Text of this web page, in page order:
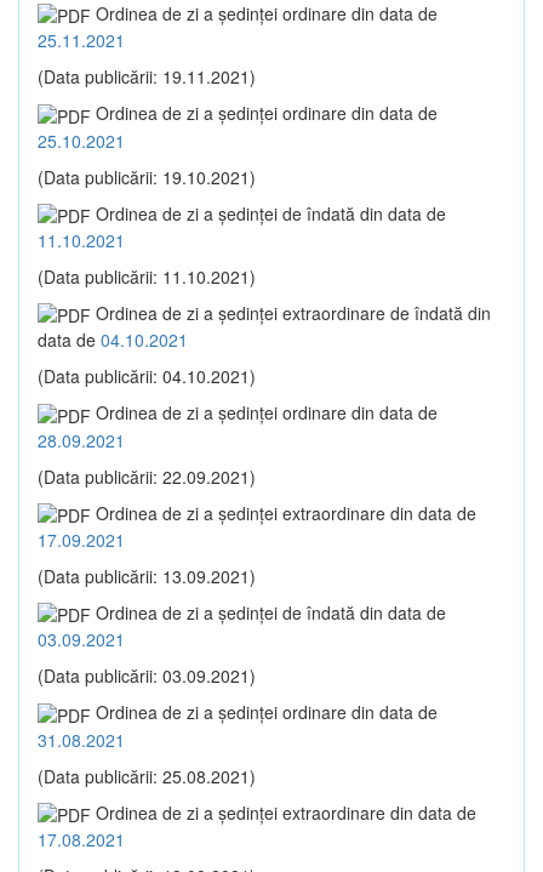
Ordinea de zi a şedinţei ordinare din data de
25.11.2021
(Data publicării: 19.11.2021)
Ordinea de zi a şedinţei ordinare din data de
25.10.2021
(Data publicării: 19.10.2021)
Ordinea de zi a şedinţei de îndată din data de
11.10.2021
(Data publicării: 11.10.2021)
Ordinea de zi a şedinţei extraordinare de îndată din
data de 04.10.2021
(Data publicării: 04.10.2021)
Ordinea de zi a şedinţei ordinare din data de
28.09.2021
(Data publicării: 22.09.2021)
Ordinea de zi a şedinţei extraordinare din data de
17.09.2021
(Data publicării: 13.09.2021)
Ordinea de zi a şedinţei de îndată din data de
03.09.2021
(Data publicării: 03.09.2021)
Ordinea de zi a şedinţei ordinare din data de
31.08.2021
(Data publicării: 25.08.2021)
Ordinea de zi a şedinţei extraordinare din data de
17.08.2021